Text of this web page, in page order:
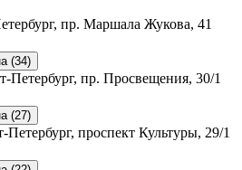
пр. Маршала Жукова, 41
(34)
Петербург, пр. Просвещения, 30/1
(27)
Петербург, проспект Культуры, 29/1